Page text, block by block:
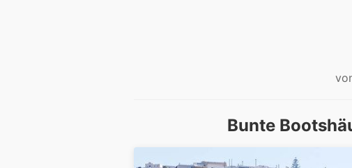
Bunte